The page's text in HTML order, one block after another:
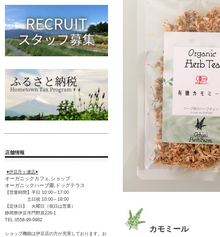
カモミール
店舗情報
●伊豆月ヶ瀬店●
オーガニックカフェ,ショップ
オーガニックハーブ園,ドッグテラス
【営業時間】平日 10:00～17:00
土日祝 10:00～18:00
【定休日】 火曜日（祝日は営業）
静岡県伊豆市門野原226-1
TEL 0558-99-9982
ショップ機能は伊豆店の方が充実しております。お